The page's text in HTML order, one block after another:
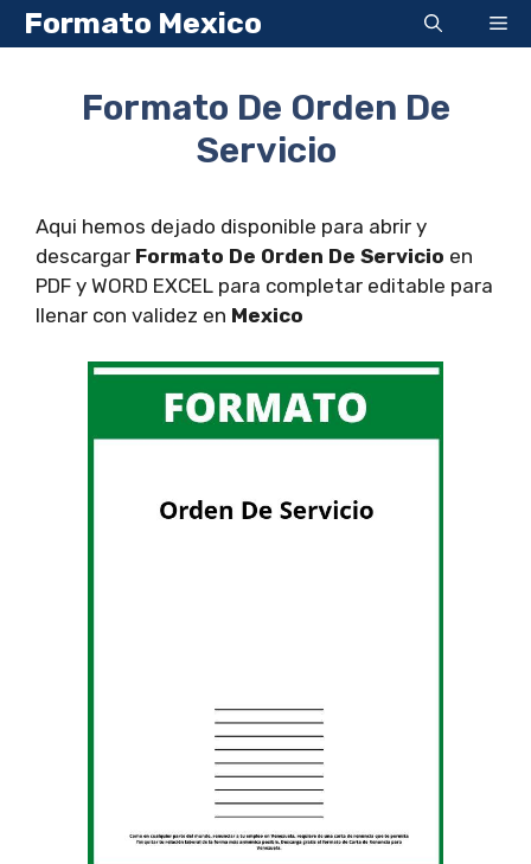
Saltar
al
Formato Mexico
Formato De Orden De
Servicio
Aqui hemos dejado disponible para abrir y
descargar Formato De Orden De Servicio en
PDF y WORD EXCEL para completar editable para
llenar con validez en Mexico